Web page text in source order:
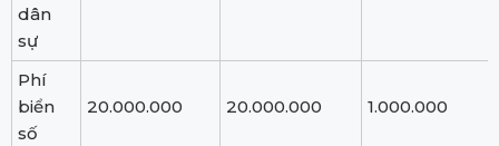
dân
sự
Phí
biển
số
20.000.000 20.000.000 1.000.000